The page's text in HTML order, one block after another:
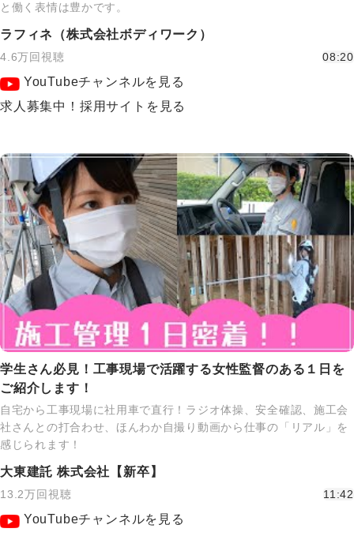
と働く表情は豊かです。
ラフィネ（株式会社ボディワーク）
4.6万回視聴 08:20
YouTubeチャンネルを見る
求人募集中！採用サイトを見る
学生さん必見！工事現場で活躍する女性監督のある１日を
ご紹介します！
自宅から工事現場に社用車で直行！ラジオ体操、安全確認、施工会
社さんとの打合わせ、ほんわか自撮り動画から仕事の「リアル」を
感じられます！
大東建託 株式会社【新卒】
13.2万回視聴 11:42
YouTubeチャンネルを見る